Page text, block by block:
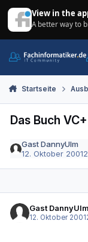
View in the
A better way to
Startseite
Das Buch
Gast DannyUlm
12. Oktober 2001
Gast DannyUlm
12. Oktober 2001